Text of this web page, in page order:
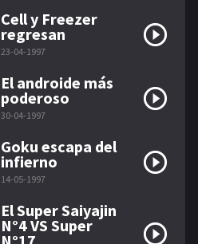
Cell y Freezer
regresan
23-04-1997
El androide más
poderoso
30-04-1997
Goku escapa del
infierno
14-05-1997
El Super Saiyajin
N°4 VS Super